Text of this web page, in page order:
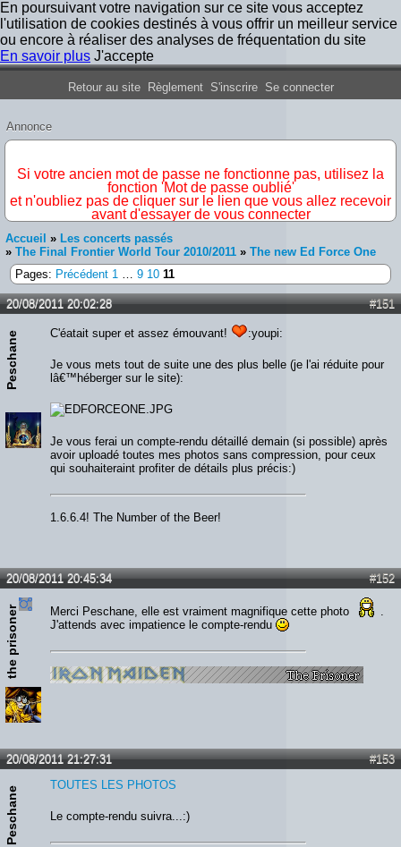
En poursuivant votre navigation sur ce site vous acceptez
l'utilisation de cookies destinés à vous offrir un meilleur service
ou encore à réaliser des analyses de fréquentation du site
En savoir plus J'accepte
Forum Iron Maiden France
Retour au site Règlement S'inscrire Se connecter
Annonce
Si votre ancien mot de passe ne fonctionne pas, utilisez la
fonction 'Mot de passe oublié'
et n'oubliez pas de cliquer sur le lien que vous allez recevoir
avant d'essayer de vous connecter
Accueil » Les concerts passés
» The Final Frontier World Tour 2010/2011 » The new Ed Force One
Pages: Précédent 1 … 9 10 11
#151
20/08/2011 20:02:28
Peschane C'éatait super et assez émouvant! :youpi:
Je vous mets tout de suite une des plus belle (je l'ai réduite pour
lâ€™héberger sur le site):
Je vous ferai un compte-rendu détaillé demain (si possible) après
avoir uploadé toutes mes photos sans compression, pour ceux
qui souhaiteraint profiter de détails plus précis:)
1.6.6.4! The Number of the Beer!
#152
20/08/2011 20:45:34
the prisoner Merci Peschane, elle est vraiment magnifique cette photo
J'attends avec impatience le compte-rendu
#153
20/08/2011 21:27:31
Peschane
TOUTES LES PHOTOS
Le compte-rendu suivra...:)